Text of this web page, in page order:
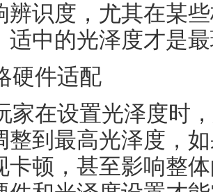
辨识度，尤其在某
适中的光泽度才是
硬件适配
家在设置光泽度时
整到最高光泽度，
卡顿，甚至影响整